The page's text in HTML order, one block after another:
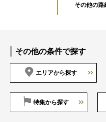
その他の
その他の条件で探す
エリアから探す
特集から探す